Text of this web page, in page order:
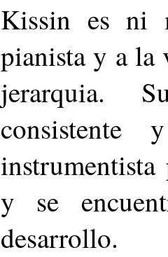
Kissin es ni
pianista y a la
jerarquia.
consistente
y se
desarrollo.